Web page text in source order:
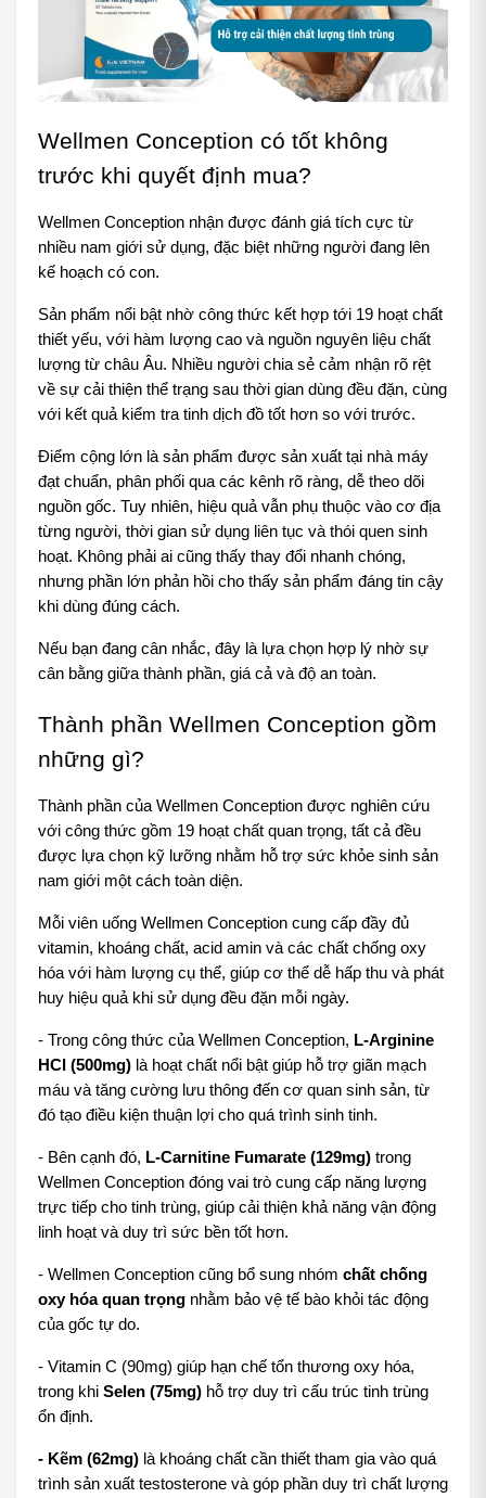
Wellmen Conception có tốt không
trước khi quyết định mua?
Wellmen Conception nhận được đánh giá tích cực từ
nhiều nam giới sử dụng, đặc biệt những người đang lên
kế hoạch có con.
Sản phẩm nổi bật nhờ công thức kết hợp tới 19 hoạt chất
thiết yếu, với hàm lượng cao và nguồn nguyên liệu chất
lượng từ châu Âu. Nhiều người chia sẻ cảm nhận rõ rệt
về sự cải thiện thể trạng sau thời gian dùng đều đặn, cùng
với kết quả kiểm tra tinh dịch đồ tốt hơn so với trước.
Điểm cộng lớn là sản phẩm được sản xuất tại nhà máy
đạt chuẩn, phân phối qua các kênh rõ ràng, dễ theo dõi
nguồn gốc. Tuy nhiên, hiệu quả vẫn phụ thuộc vào cơ địa
từng người, thời gian sử dụng liên tục và thói quen sinh
hoạt. Không phải ai cũng thấy thay đổi nhanh chóng,
nhưng phần lớn phản hồi cho thấy sản phẩm đáng tin cậy
khi dùng đúng cách.
Nếu bạn đang cân nhắc, đây là lựa chọn hợp lý nhờ sự
cân bằng giữa thành phần, giá cả và độ an toàn.
Thành phần Wellmen Conception gồm
những gì?
Thành phần của Wellmen Conception được nghiên cứu
với công thức gồm 19 hoạt chất quan trọng, tất cả đều
được lựa chọn kỹ lưỡng nhằm hỗ trợ sức khỏe sinh sản
nam giới một cách toàn diện.
Mỗi viên uống Wellmen Conception cung cấp đầy đủ
vitamin, khoáng chất, acid amin và các chất chống oxy
hóa với hàm lượng cụ thể, giúp cơ thể dễ hấp thu và phát
huy hiệu quả khi sử dụng đều đặn mỗi ngày.
- Trong công thức của Wellmen Conception, L-Arginine
HCl (500mg) là hoạt chất nổi bật giúp hỗ trợ giãn mạch
máu và tăng cường lưu thông đến cơ quan sinh sản, từ
đó tạo điều kiện thuận lợi cho quá trình sinh tinh.
- Bên cạnh đó, L-Carnitine Fumarate (129mg) trong
Wellmen Conception đóng vai trò cung cấp năng lượng
trực tiếp cho tinh trùng, giúp cải thiện khả năng vận động
linh hoạt và duy trì sức bền tốt hơn.
- Wellmen Conception cũng bổ sung nhóm chất chống
oxy hóa quan trọng nhằm bảo vệ tế bào khỏi tác động
của gốc tự do.
- Vitamin C (90mg) giúp hạn chế tổn thương oxy hóa,
trong khi Selen (75mg) hỗ trợ duy trì cấu trúc tinh trùng
ổn định.
- Kẽm (62mg) là khoáng chất cần thiết tham gia vào quá
trình sản xuất testosterone và góp phần duy trì chất lượng